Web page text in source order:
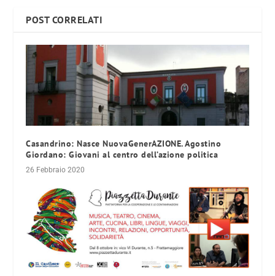
POST CORRELATI
Casandrino: Nasce NuovaGenerAZIONE. Agostino
Giordano: Giovani al centro dell’azione politica
26 Febbraio 2020